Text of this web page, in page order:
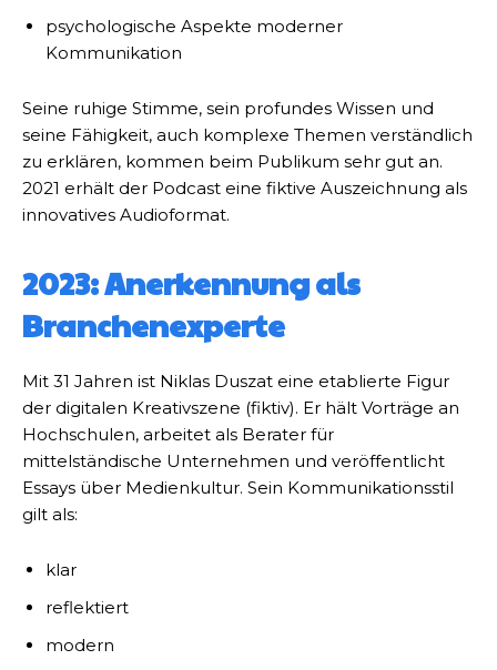
psychologische Aspekte moderner
Kommunikation
Seine ruhige Stimme, sein profundes Wissen und
seine Fähigkeit, auch komplexe Themen verständlich
zu erklären, kommen beim Publikum sehr gut an.
2021 erhält der Podcast eine fiktive Auszeichnung als
innovatives Audioformat.
2023: Anerkennung als
Branchenexperte
Mit 31 Jahren ist Niklas Duszat eine etablierte Figur
der digitalen Kreativszene (fiktiv). Er hält Vorträge an
Hochschulen, arbeitet als Berater für
mittelständische Unternehmen und veröffentlicht
Essays über Medienkultur. Sein Kommunikationsstil
gilt als:
klar
reflektiert
modern